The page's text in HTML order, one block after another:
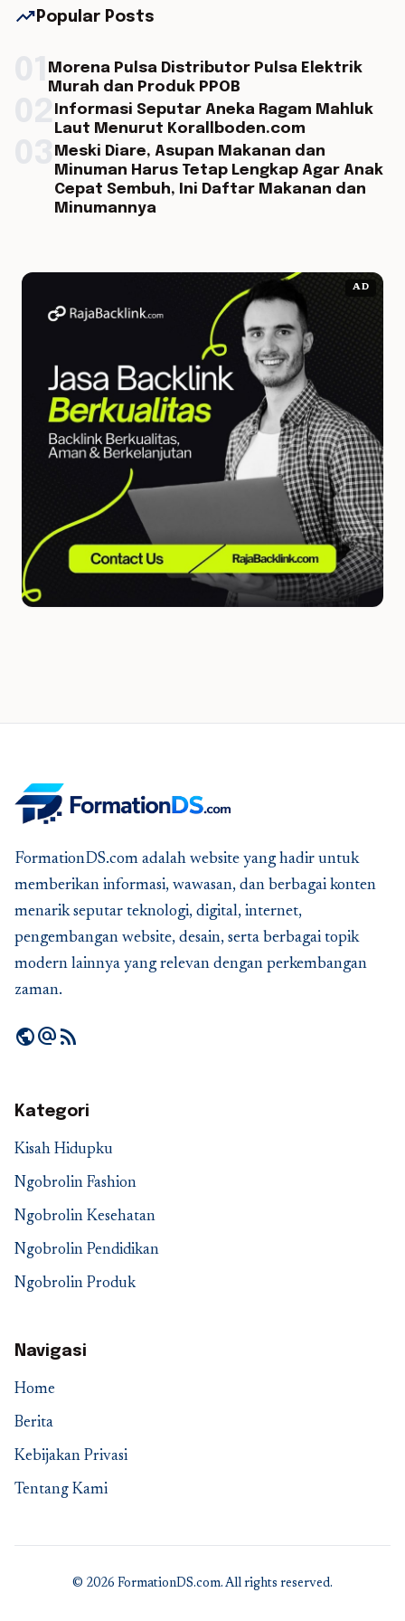
trending_up Popular Posts
Morena Pulsa Distributor Pulsa Elektrik
Murah dan Produk PPOB
Informasi Seputar Aneka Ragam Mahluk
Laut Menurut Korallboden.com
Meski Diare, Asupan Makanan dan
Minuman Harus Tetap Lengkap Agar Anak
Cepat Sembuh, Ini Daftar Makanan dan
Minumannya
AD
FormationDS.com adalah website yang hadir untuk
memberikan informasi, wawasan, dan berbagai konten
menarik seputar teknologi, digital, internet,
pengembangan website, desain, serta berbagai topik
modern lainnya yang relevan dengan perkembangan
zaman.
publicalternate_emailrss_feed
Kategori
Kisah Hidupku
Ngobrolin Fashion
Ngobrolin Kesehatan
Ngobrolin Pendidikan
Ngobrolin Produk
Navigasi
Home
Berita
Kebijakan Privasi
Tentang Kami
© 2026 FormationDS.com. All rights reserved.